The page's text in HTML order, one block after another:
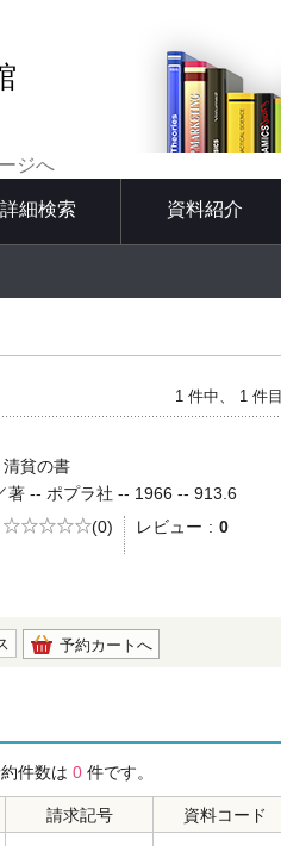
ジへ
詳細検索 資料紹介
1 件中、 1 件目
貧の書
著 -- ポプラ社 -- 1966 -- 913.6
5段階評価
(0) レビュー 0
予約カートへ
件数は 0 件です。
請求記号 資料コード